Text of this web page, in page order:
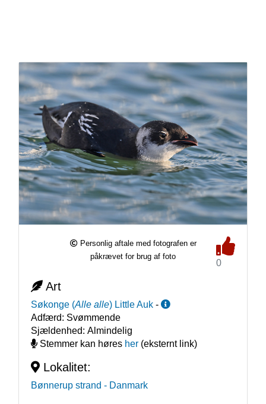
Personlig aftale med fotografen er
påkrævet for brug af foto
0
Art
Søkonge (Alle alle) Little Auk -
Adfærd: Svømmende
Sjældenhed: Almindelig
Stemmer kan høres her(eksternt link)
Lokalitet:
Bønnerup strand - Danmark